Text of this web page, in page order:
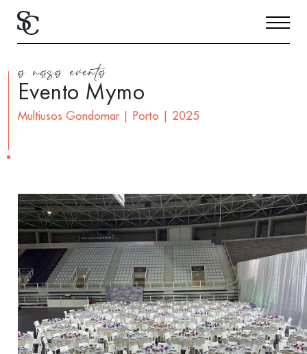
os nossos eventos
Evento Mymo
Multiusos Gondomar | Porto | 2025